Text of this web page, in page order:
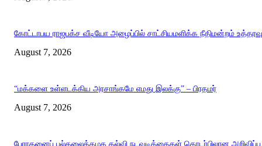
கோட்டாபய ராஜபக்ச வீடியோ அழைப்பில் சாட்சியமளிக்க நீதிமன்றம் உத்தரவு
August 7, 2026
“மக்களை உள்ளடக்கிய அரசாங்கமே எமது இலக்கு” – பிரதமர்
August 7, 2026
பேராதனைப் பல்கலைக்கழக கல்வி நடவடிக்கைகள் தொடர்பிலான அறிவிப்பு